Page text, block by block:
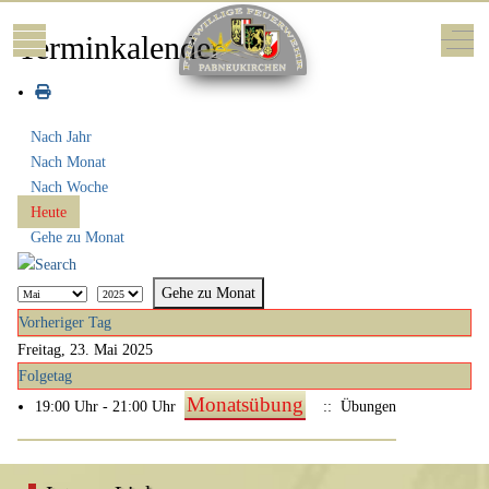
Mobile Menu Toggle Off-
Terminkalender
Nach Jahr
Nach Monat
Nach Woche
Heute
Gehe zu Monat
Gehe zu Monat
Vorheriger Tag
Freitag, 23. Mai 2025
Folgetag
19:00 Uhr - 21:00 Uhr
Monatsübung :: Übungen